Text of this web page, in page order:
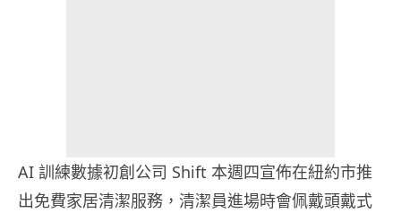
AI 訓練數據初創公司 Shift 本週四宣佈在紐約市推
出免費家居清潔服務，清潔員進場時會佩戴頭戴式